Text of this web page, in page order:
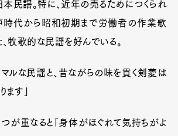
本民謡。特に、近年の売るためにつくられ
時代から昭和初期まで労働者の作業歌
牧歌的な民謡を好んでいる。
マルな民謡と、昔ながらの味を貫く剣菱は
す」
が重なると「身体がほぐれて気持ちがよ